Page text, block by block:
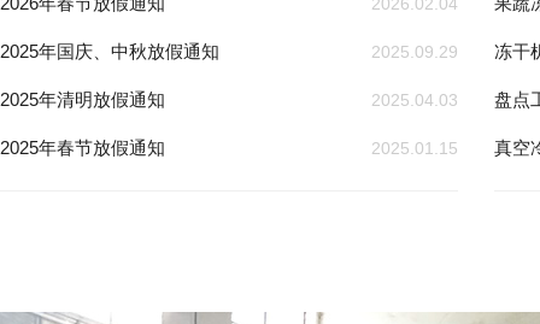
2025年国庆、中秋放假通知 2025.09.29
2025年清明放假通知 2025.04.03
2025年春节放假通知 2025.01.15
冻干
盘点
真空